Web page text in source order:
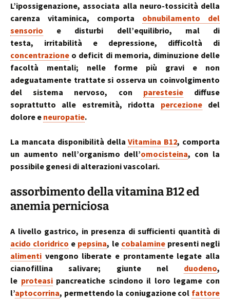
L’ipossigenazione, associata alla neuro-tossicità della
carenza vitaminica, comporta obnubilamento del
sensorio e disturbi dell’equilibrio, mal di
testa, irritabilità e depressione, difficoltà di
concentrazione o deficit di memoria, diminuzione delle
facoltà mentali; nelle forme più gravi e non
adeguatamente trattate si osserva un coinvolgimento
del sistema nervoso, con parestesiediffuse
soprattutto alle estremità, ridotta percezionedel
dolore e neuropatie.
La mancata disponibilità dellaVitamina B12, comporta
un aumento nell’organismo dell’omocisteina, con la
possibile genesi di alterazioni vascolari.
assorbimento della vitamina B12 ed
anemia perniciosa
A livello gastrico, in presenza di sufficienti quantità di
acido cloridrico e pepsina, le cobalaminepresenti negli
alimenti vengono liberate e prontamente legate alla
cianofillina salivare; giunte nel duodeno,
le proteasipancreatiche scindono il loro legame con
l’aptocorrina, permettendo la coniugazione col fattore